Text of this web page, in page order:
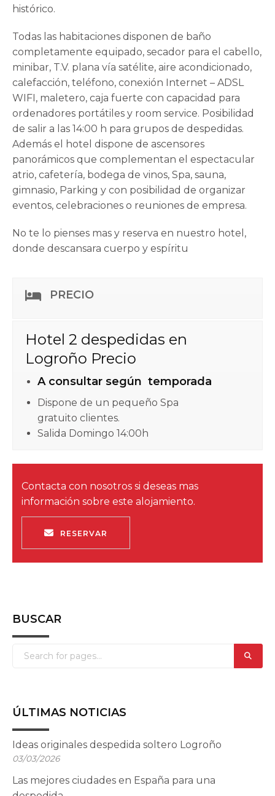
histórico.
Todas las habitaciones disponen de baño
completamente equipado, secador para el cabello,
minibar, T.V. plana vía satélite, aire acondicionado,
calefacción, teléfono, conexión Internet – ADSL
WIFI, maletero, caja fuerte con capacidad para
ordenadores portátiles y room service. Posibilidad
de salir a las 14:00 h para grupos de despedidas.
Además el hotel dispone de ascensores
panorámicos que complementan el espectacular
atrio, cafetería, bodega de vinos, Spa, sauna,
gimnasio, Parking y con posibilidad de organizar
eventos, celebraciones o reuniones de empresa.
No te lo pienses mas y reserva en nuestro hotel,
donde descansara cuerpo y espíritu
PRECIO
Hotel 2 despedidas en
Logroño Precio
A consultar según temporada
Dispone de un pequeño Spa
gratuito clientes.
Salida Domingo 14:00h
Contacta con nosotros si deseas mas
información sobre este alojamiento.
RESERVAR
BUSCAR
ÚLTIMAS NOTICIAS
Ideas originales despedida soltero Logroño
03/03/2026
Las mejores ciudades en España para una